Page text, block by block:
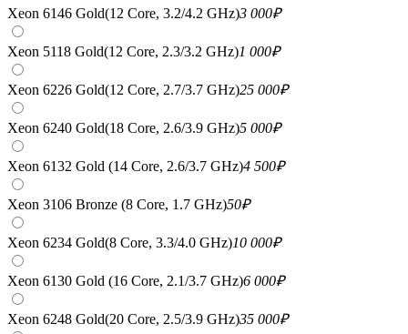
Xeon 6146 Gold(12 Core, 3.2/4.2 GHz)3 000₽
Xeon 5118 Gold(12 Core, 2.3/3.2 GHz)1 000₽
Xeon 6226 Gold(12 Core, 2.7/3.7 GHz)25 000₽
Xeon 6240 Gold(18 Core, 2.6/3.9 GHz)5 000₽
Xeon 6132 Gold (14 Core, 2.6/3.7 GHz)4 500₽
Xeon 3106 Bronze (8 Core, 1.7 GHz)50₽
Xeon 6234 Gold(8 Core, 3.3/4.0 GHz)10 000₽
Xeon 6130 Gold (16 Core, 2.1/3.7 GHz)6 000₽
Xeon 6248 Gold(20 Core, 2.5/3.9 GHz)35 000₽